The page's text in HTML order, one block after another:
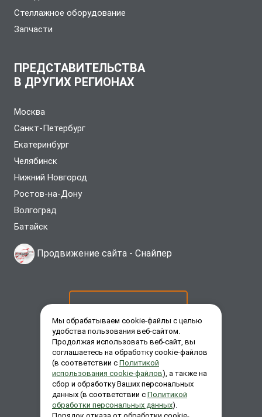
Стеллажное оборудование
Запчасти
ПРЕДСТАВИТЕЛЬСТВА
В ДРУГИХ РЕГИОНАХ
Москва
Санкт-Петербург
Екатеринбург
Челябинск
Нижний Новгород
Ростов-на-Дону
Волгоград
Батайск
Продвижение сайта - Снайпер
ЗАКАЗАТЬ ЗВОНОК
ЗАДАТЬ ВОПРОС
Мы обрабатываем cookie-файлы с целью
удобства пользования веб-сайтом.
Продолжая использовать веб-сайт, вы
соглашаетесь на обработку cookie-файлов
(в соответствии с Политикой
использования cookie-файлов), а также на
сбор и обработку Ваших персональных
данных (в соответствии с Политикой
обработки персональных данных).